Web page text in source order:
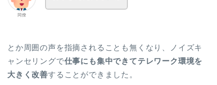
同僚
とか周囲の声を指摘されることも無くなり、ノイズキ
ャンセリングで仕事にも集中できてテレワーク環境を
大きく改善することができました。